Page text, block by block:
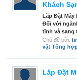
Khách
Lắp Đặt Máy
Đối với
tĩnh và sang
Chủ đề bởi:
vặt Tổng
Lắp Đặt